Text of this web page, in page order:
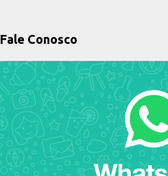
Fale Conosco